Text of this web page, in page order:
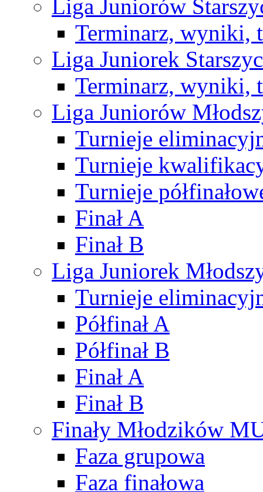
Liga Juniorów
Terminarz, wyniki,
Liga Juniorek
Terminarz, wyniki,
Liga Juniorów
Turnieje
Turnieje
Turnieje
Finał A
Finał B
Liga Juniorek
Turnieje
Półfinał A
Półfinał B
Finał A
Finał B
Finały Młodzików
Faza grupowa
Faza finałowa